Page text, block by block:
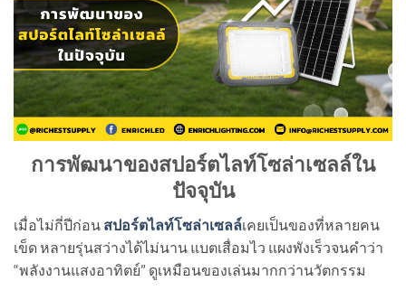
การพัฒนาของสปอร์ตไลท์โซล่าเซลล์ใน
ปัจจุบัน
เมื่อไม่กี่ปีก่อน สปอร์ตไลท์โซล่าเซลล์เคยเป็นของที่หลายคน
เข็ด หลายรุ่นสว่างได้ไม่นาน แบตเสื่อมไว แผงพังเร็วจนคำว่า
“พลังงานแสงอาทิตย์” ดูเหมือนของเล่นมากกว่านวัตกรรม